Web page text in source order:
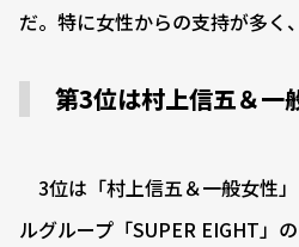
だ。特に女性からの支持が多く
第3位は村上信五＆一
3位は「村上信五＆一般女性
ルグループ「SUPER EIGHT」